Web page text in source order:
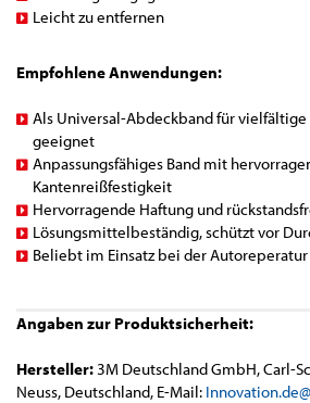
Leicht zu entfernen
Empfohlene Anwendungen:
Als Universal-Abdeckband für vielfältige
geeignet
Anpassungsfähiges Band mit
Kantenreißfestigkeit
Hervorragende Haftung und
Lösungsmittelbeständig, schützt vor
Beliebt im Einsatz bei der Autoreperatur
Angaben zur Produktsicherheit:
Hersteller:3M Deutschland GmbH, Carl-
Neuss, Deutschland, E-Mail: